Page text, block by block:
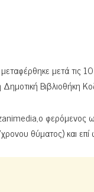
μετά τις
Βιβλιοθήκη
φερόμενος
θύματος) και